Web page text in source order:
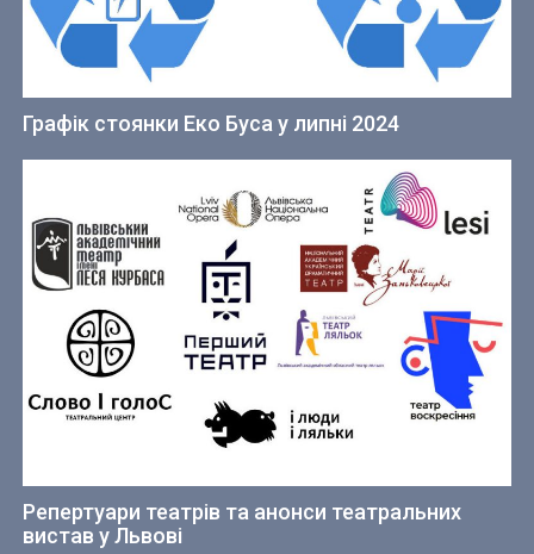
Графік стоянки Еко Буса у липні 2024
Репертуари театрів та анонси театральних
вистав у Львові